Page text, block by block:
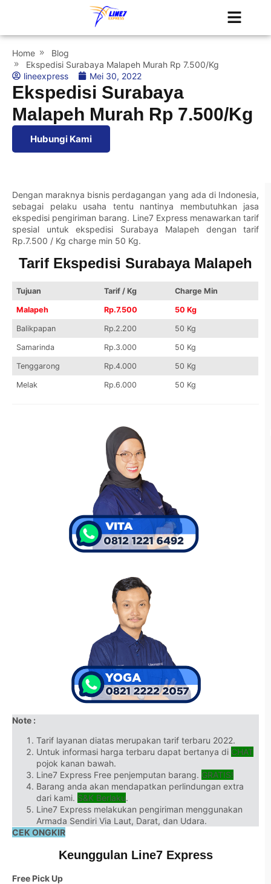
Home
Blog
Ekspedisi Surabaya Malapeh Murah Rp 7.500/Kg
lineexpress
Mei 30, 2022
Ekspedisi Surabaya
Malapeh Murah Rp 7.500/Kg
Hubungi Kami
Dengan maraknya bisnis perdagangan yang ada di Indonesia,
sebagai pelaku usaha tentu nantinya membutuhkan jasa
ekspedisi pengiriman barang. Line7 Express menawarkan tarif
spesial untuk ekspedisi Surabaya Malapeh dengan tarif
Rp.7.500 / Kg charge min 50 Kg.
Tarif Ekspedisi Surabaya Malapeh
Tujuan Tarif / Kg Charge Min
Malapeh Rp.7.500 50 Kg
Balikpapan Rp.2.200 50 Kg
Samarinda Rp.3.000 50 Kg
Tenggarong Rp.4.000 50 Kg
Melak Rp.6.000 50 Kg
Note :
Tarif layanan diatas merupakan tarif terbaru 2022.
Untuk informasi harga terbaru dapat bertanya di CHAT
pojok kanan bawah.
Line7 Express Free penjemputan barang. GRATIS!
Barang anda akan mendapatkan perlindungan extra
dari kami. S&K Berlaku.
Line7 Express melakukan pengiriman menggunakan
Armada Sendiri Via Laut, Darat, dan Udara.
CEK ONGKIR
Keunggulan Line7 Express
Free Pick Up